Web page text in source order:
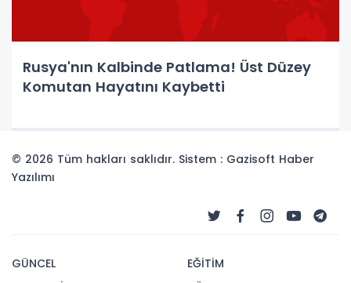
Rusya'nın Kalbinde Patlama! Üst Düzey
Komutan Hayatını Kaybetti
© 2026 Tüm hakları saklıdır. Sistem : Gazisoft Haber
Yazılımı
GÜNCEL
EĞİTİM